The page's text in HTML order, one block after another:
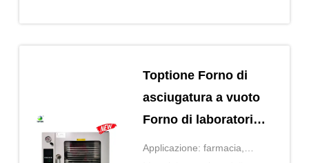
Toptione Forno di
asciugatura a vuoto
Forno di laboratorio
di chimica a vuoto
Applicazione: farmacia,